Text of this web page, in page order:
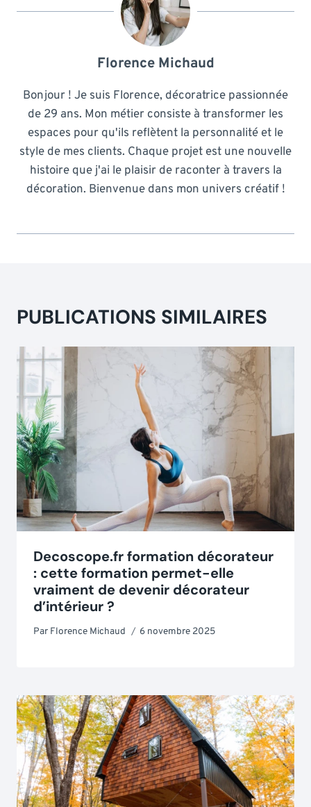
Florence Michaud
Bonjour ! Je suis Florence, décoratrice passionnée
de 29 ans. Mon métier consiste à transformer les
espaces pour qu'ils reflètent la personnalité et le
style de mes clients. Chaque projet est une nouvelle
histoire que j'ai le plaisir de raconter à travers la
décoration. Bienvenue dans mon univers créatif !
PUBLICATIONS SIMILAIRES
Decoscope.fr formation décorateur
: cette formation permet-elle
vraiment de devenir décorateur
d’intérieur ?
Par Florence Michaud 6 novembre 2025